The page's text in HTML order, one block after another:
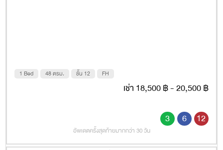
1 Bed 48 ตรม. ชั้น 12 FH
เช่า 18,500 ฿ - 20,500 ฿
3 6 12
อัพเดตครั้งสุดท้ายมากกว่า 30 วัน